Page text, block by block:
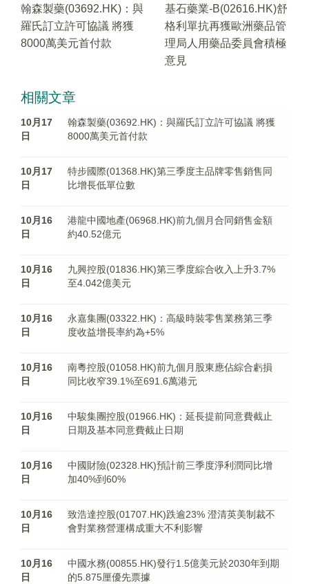
翰森製藥(03692.HK)：與
羅氏訂立許可協議 將獲
8000萬美元首付款
基石藥業-B(02616.HK)舒
格利單抗再獲歐洲藥品管
理局人用藥品委員會積極
意見
相關文章
10月17
日
翰森製藥(03692.HK)：與羅氏訂立許可協議 將獲
8000萬美元首付款
10月17
日
特步國際(01368.HK)第三季度主品牌零售銷售同
比增長低單位數
10月16
日
港龍中國地產(06968.HK)前九個月合同銷售金額
約40.52億元
10月16
日
九興控股(01836.HK)第三季度綜合收入上升3.7%
至4.042億美元
10月16
日
永嘉集團(03322.HK)：高級時裝零售業務第三季
度收益增長率約為+5%
10月16
日
南粵控股(01058.HK)前九個月股東應佔綜合虧損
同比收窄39.1%至691.6萬港元
10月16
日
中駿集團控股(01966.HK)：延長提前同意費截止
日期及基本同意費截止日期
10月16
日
中國財險(02328.HK)預計前三季度淨利潤同比增
加40%到60%
10月16
日
致浩達控股(01707.HK)跌逾23% 澄清英美制裁不
會對業務營運構成重大不利影響
10月16
日
中國水務(00855.HK)發行1.5億美元於2030年到期
的5.875厘優先票據